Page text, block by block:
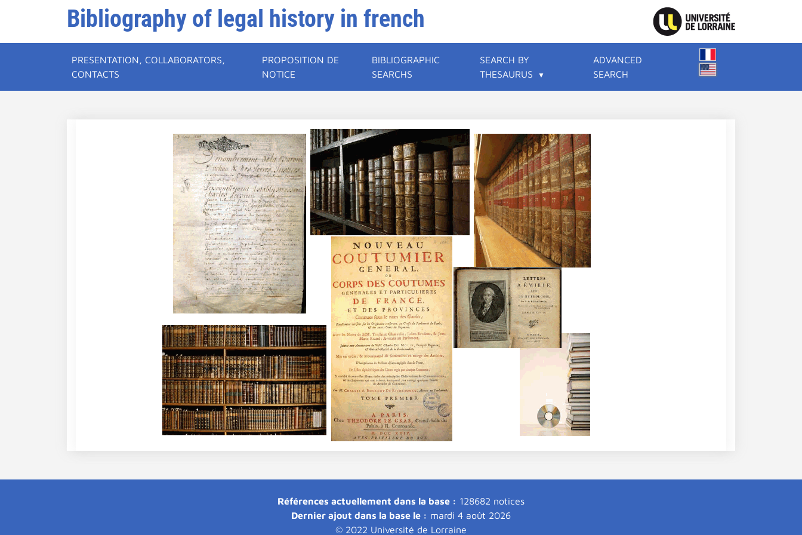
Bibliography of legal history in french
PRESENTATION, COLLABORATORS,
CONTACTS
PROPOSITION DE
NOTICE
BIBLIOGRAPHIC
SEARCHS
SEARCH BY
THESAURUS
ADVANCED
SEARCH
Références actuellement dans la base : 128682 notices
Dernier ajout dans la base le : mardi 4 août 2026
© 2022 Université de Lorraine